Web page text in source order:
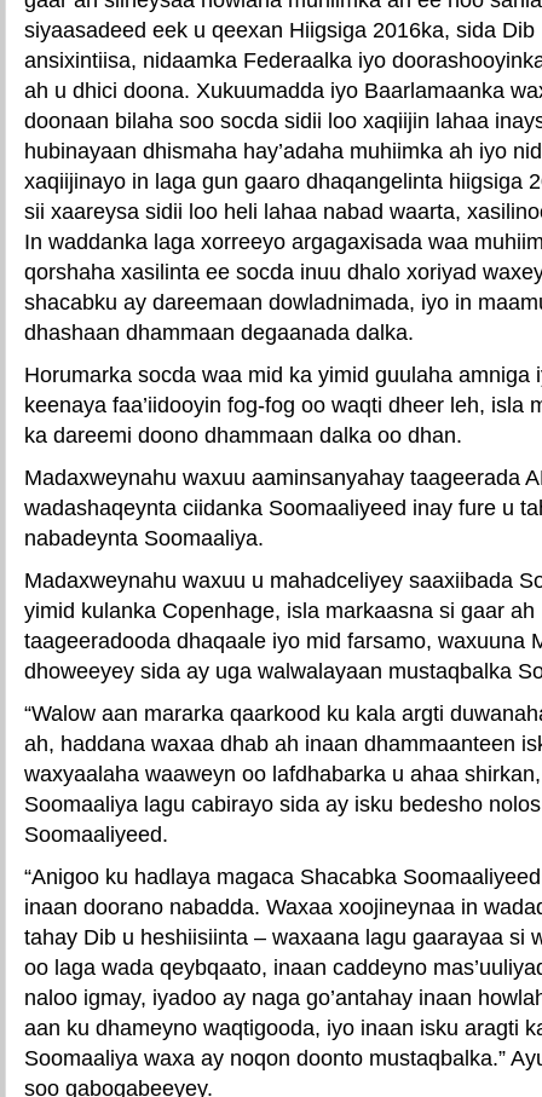
siyaasadeed eek u qeexan Hiigsiga 2016ka, sida
ansixintiisa, nidaamka Federaalka iyo
ah u dhici doona. Xukuumadda iyo Baarlamaanka
doonaan bilaha soo socda sidii loo xaqiijin lahaa
hubinayaan dhismaha hay’adaha muhiimka ah iyo
xaqiijinayo in laga gun gaaro dhaqangelinta hiigsiga
sii xaareysa sidii loo heli lahaa nabad waarta,
In waddanka laga xorreeyo argagaxisada waa
qorshaha xasilinta ee socda inuu dhalo xoriyad
shacabku ay dareemaan dowladnimada, iyo in
dhashaan dhammaan degaanada dalka.
Horumarka socda waa mid ka yimid guulaha amniga
keenaya faa’iidooyin fog-fog oo waqti dheer leh, isla
ka dareemi doono dhammaan dalka oo dhan.
Madaxweynahu waxuu aaminsanyahay taageerada
wadashaqeynta ciidanka Soomaaliyeed inay fure u
nabadeynta Soomaaliya.
Madaxweynahu waxuu u mahadceliyey saaxiibada
yimid kulanka Copenhage, isla markaasna si gaar
taageeradooda dhaqaale iyo mid farsamo, waxuuna
dhoweeyey sida ay uga walwalayaan mustaqbalka
“Walow aan mararka qaarkood ku kala argti
ah, haddana waxaa dhab ah inaan dhammaanteen
waxyaalaha waaweyn oo lafdhabarka u ahaa
Soomaaliya lagu cabirayo sida ay isku bedesho
Soomaaliyeed.
“Anigoo ku hadlaya magaca Shacabka
inaan doorano nabadda. Waxaa xoojineynaa in
tahay Dib u heshiisiinta – waxaana lagu gaarayaa si
oo laga wada qeybqaato, inaan caddeyno
naloo igmay, iyadoo ay naga go’antahay inaan
aan ku dhameyno waqtigooda, iyo inaan isku aragti
Soomaaliya waxa ay noqon doonto mustaqbalka.”
soo gabogabeeyey.